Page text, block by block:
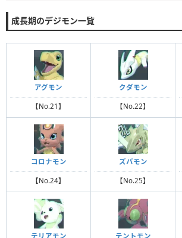
成長期のデジモン一覧
アグモン
【No.21】
クダモン
【No.22】
コロナモン
【No.24】
ズバモン
【No.25】
テリアモン テントモン